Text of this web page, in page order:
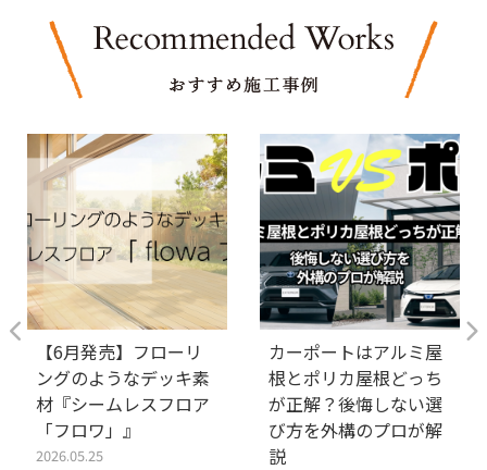
【6月発売】フローリ
ングのようなデッキ素
材『シームレスフロア
「フロワ」』
2026.05.25
カーポートはアルミ屋
根とポリカ屋根どっち
が正解？後悔しない選
び方を外構のプロが解
説